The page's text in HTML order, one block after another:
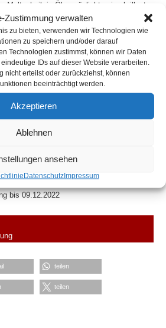
Zustimmung verwalten
zu bieten, verwenden wir Technologien wie
zu speichern und/oder darauf
Technologien zustimmst, können wir Daten
IDs auf dieser Website verarbeiten.
nicht erteilst oder zurückziehst, können
beeinträchtigt werden.
Akzeptieren
Ablehnen
ansehen
DatenschutzImpressum
Maltechnik in Öl ermöglichte eine brillant-
Wirkung der oft kleinen Gemälde auf Holz.
waren die Künstler dabei freier als bei
Aufträgen. So versteht sich die Vielfalt der
bisweilen auffällig lebensnah
Darstellungen von Maria und Christus. Wir
ausgewählte Werke von Jan van Eyck,
der Goes und Hans Memling.
Uhr
Euro inkl. 19 % USt.
bis 09.12.2022
teilen
teilen